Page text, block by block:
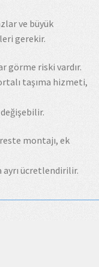
ve büyük
gerekir.
görme riski vardır.
taşıma hizmeti,
montajı, ek
ücretlendirilir.